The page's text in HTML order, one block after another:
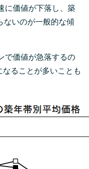
に価値が下落し、築
ないのが一般的な傾
で価値が急落するの
ることが多いことも